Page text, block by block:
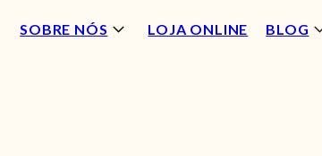
SOBRE NÓS LOJA ONLINE BLOG